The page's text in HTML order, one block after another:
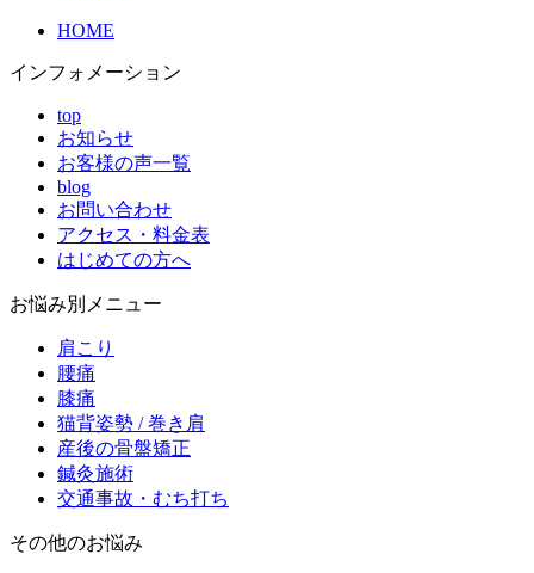
HOME
インフォメーション
top
お知らせ
お客様の声一覧
blog
お問い合わせ
アクセス・料金表
はじめての方へ
お悩み別メニュー
肩こり
腰痛
膝痛
猫背姿勢 / 巻き肩
産後の骨盤矯正
鍼灸施術
交通事故・むち打ち
その他のお悩み